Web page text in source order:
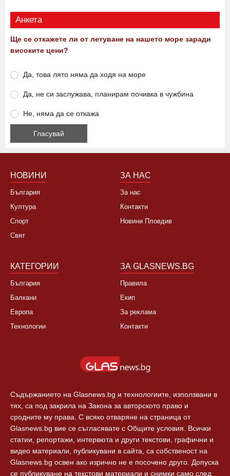
Анкета
Ще се откажете ли от летуване на нашето море заради
високите цени?
Да, това лято няма да ходя на море
Да, не си заслужава, планирам почивка в чужбина
Не, няма да се откажа
НОВИНИ
България
Култура
Спорт
Свят
ЗА НАС
За нас
Контакти
Новини Пловдив
КАТЕГОРИИ
България
Балкани
Европа
Технологии
ЗА GLASNEWS.BG
Правила
Екип
За реклама
Контакти
Съдържанието на Glasnews.bg и технологиите, използвани в
тях, са под закрила на Закона за авторското право и
сродните му права. С всяко отваряне на страница от
Glasnews.bg вие се съгласявате с Общите условия. Всички
статии, репортажи, интервюта и други текстови, графични и
видео материали, публикувани в сайта, са собственост на
Glasnews.bg освен ако изрично не е посочено друго. Допуска
се публикуване на текстови материали и снимки само след